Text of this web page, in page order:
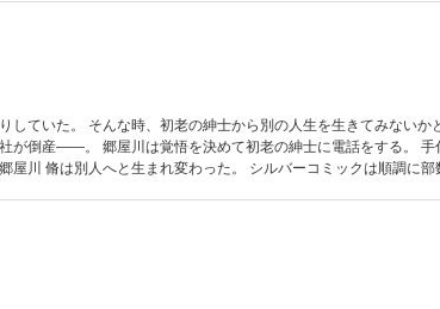
自ら漫画家 一人ひとりに交渉へ向かう。 【目次】 第30話 コミッ
33話 覗き 第34話 結果 第35話 2号目 第36話 順調
していた。 そんな時、初老の紳士から別の人生を生きてみないか
が倒産――。 郷屋川は覚悟を決めて初老の紳士に電話をする。 手
まれ変わった。 シルバーコミックは順調に部数を伸ばして
れなかった。 貴子の風呂を覗きながらのひとりのソレは… どんな
43話 隠れ部屋 第44話 事故